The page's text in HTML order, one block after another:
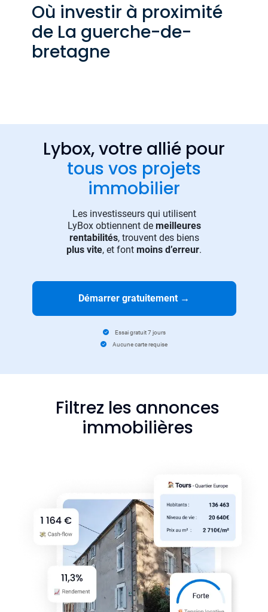
Où investir à proximité
de La guerche-de-
bretagne
Lybox, votre allié pour
tous vos projets
immobilier
Les investisseurs qui utilisent
LyBox obtiennent de meilleures
rentabilités, trouvent des biens
plus vite, et font moins d’erreur.
Démarrer gratuitement →
Essai gratuit 7 jours
Aucune carte requise
Filtrez les annonces
immobilières